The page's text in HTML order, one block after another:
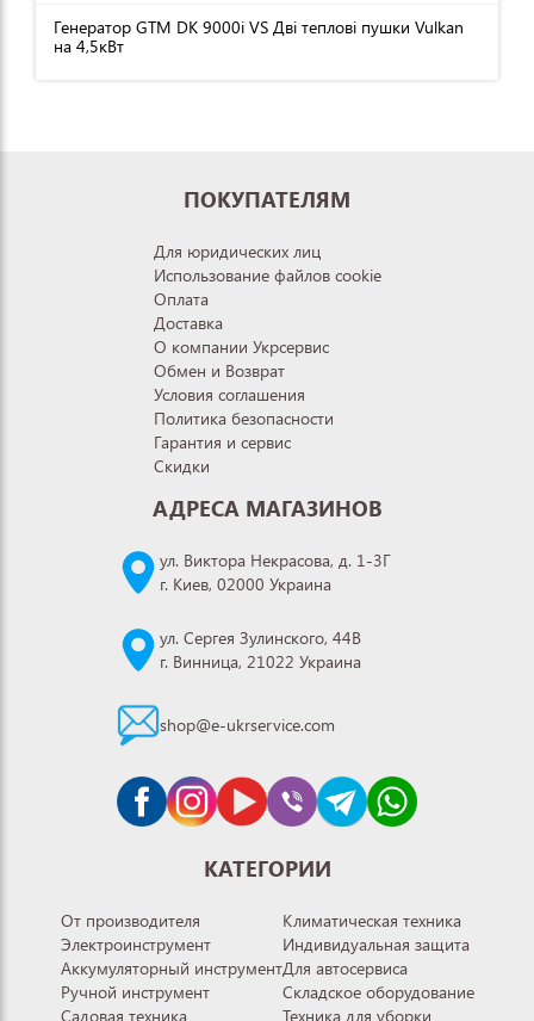
Генератор GTM DK 9000i VS Дві теплові пушки Vulkan
на 4,5кВт
ПОКУПАТЕЛЯМ
Для юридических лиц
Использование файлов cookie
Оплата
Доставка
О компании Укрсервис
Обмен и Возврат
Условия соглашения
Политика безопасности
Гарантия и сервис
Скидки
АДРЕСА МАГАЗИНОВ
ул. Виктора Некрасова, д. 1-3Г
г. Киев, 02000 Украина
ул. Сергея Зулинского, 44В
г. Винница, 21022 Украина
shop@e-ukrservice.com
КАТЕГОРИИ
От производителя
Электроинструмент
Аккумуляторный инструмент
Ручной инструмент
Садовая техника
Климатическая техника
Индивидуальная защита
Для автосервиса
Складское оборудование
Техника для уборки